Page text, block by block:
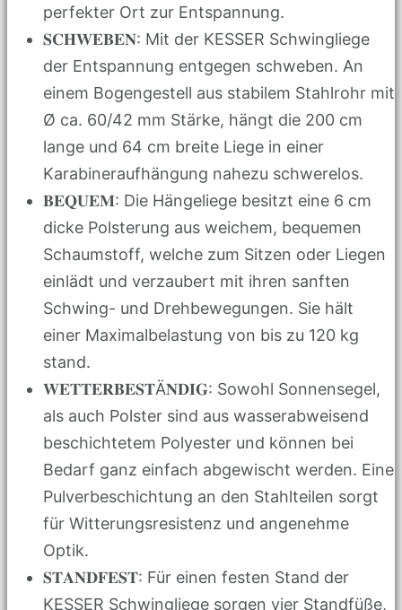
perfekter Ort zur Entspannung.
𝐒𝐂𝐇𝐖𝐄𝐁𝐄𝐍: Mit der KESSER Schwingliege
der Entspannung entgegen schweben. An
einem Bogengestell aus stabilem Stahlrohr mit
Ø ca. 60/42 mm Stärke, hängt die 200 cm
lange und 64 cm breite Liege in einer
Karabineraufhängung nahezu schwerelos.
𝐁𝐄𝐐𝐔𝐄𝐌: Die Hängeliege besitzt eine 6 cm
dicke Polsterung aus weichem, bequemen
Schaumstoff, welche zum Sitzen oder Liegen
einlädt und verzaubert mit ihren sanften
Schwing- und Drehbewegungen. Sie hält
einer Maximalbelastung von bis zu 120 kg
stand.
𝐖𝐄𝐓𝐓𝐄𝐑𝐁𝐄𝐒𝐓Ä𝐍𝐃𝐈𝐆: Sowohl Sonnensegel,
als auch Polster sind aus wasserabweisend
beschichtetem Polyester und können bei
Bedarf ganz einfach abgewischt werden. Eine
Pulverbeschichtung an den Stahlteilen sorgt
für Witterungsresistenz und angenehme
Optik.
𝐒𝐓𝐀𝐍𝐃𝐅𝐄𝐒𝐓: Für einen festen Stand der
KESSER Schwingliege sorgen vier Standfüße,